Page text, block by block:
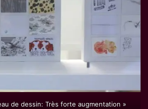
de dessin: Très forte augmentation »